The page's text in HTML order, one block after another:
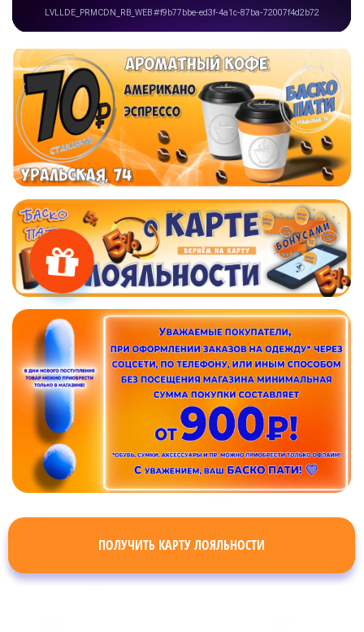
ПОЛУЧИТЬ КАРТУ ЛОЯЛЬНОСТИ